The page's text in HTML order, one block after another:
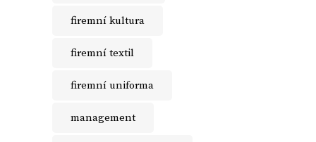
firemní kultura
firemní textil
firemní uniforma
management